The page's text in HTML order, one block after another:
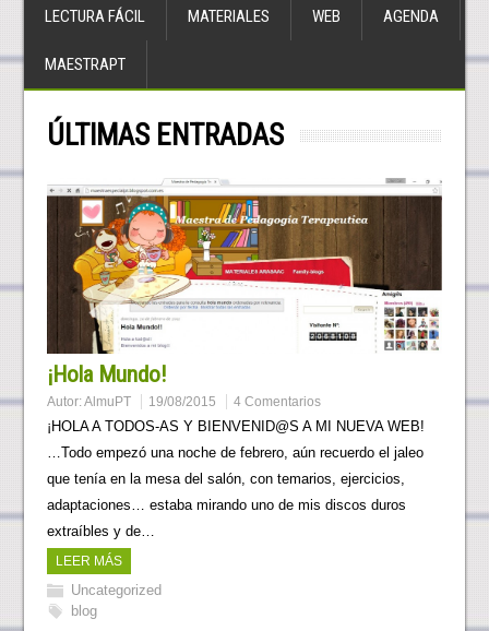
LECTURA FÁCIL MATERIALES WEB AGENDA
MAESTRAPT
ÚLTIMAS ENTRADAS
¡Hola Mundo!
Autor:AlmuPT 19/08/2015 4 Comentarios
¡HOLA A TODOS-AS Y BIENVENID@S A MI NUEVA WEB!
…Todo empezó una noche de febrero, aún recuerdo el jaleo
que tenía en la mesa del salón, con temarios, ejercicios,
adaptaciones… estaba mirando uno de mis discos duros
extraíbles y de…
LEER MÁS
Uncategorized
blog